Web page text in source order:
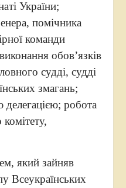
України;
помічника
команди
обов’язків
судді, судді
змагань;
робота
комітету,
який зайняв
Всеукраїнських